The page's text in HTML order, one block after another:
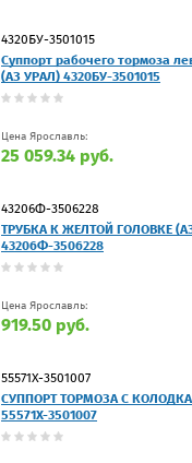
4320БУ-3501015
Суппорт рабочего тормоза
(АЗ УРАЛ) 4320БУ-3501015
Цена Ярославль:
25 059.34 руб.
43206Ф-3506228
ТРУБКА К ЖЕЛТОЙ ГОЛОВКЕ
43206Ф-3506228
Цена Ярославль:
919.50 руб.
55571Х-3501007
СУППОРТ ТОРМОЗА С
55571Х-3501007